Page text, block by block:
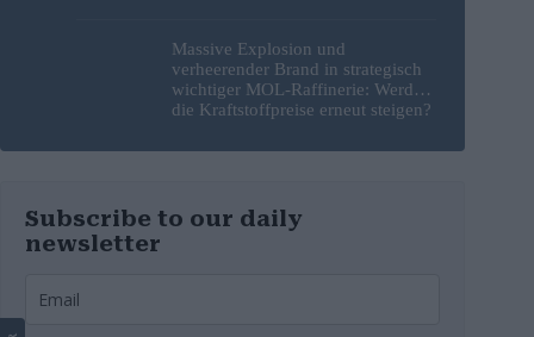
Massive Explosion und
verheerender Brand in strategisch
wichtiger MOL-Raffinerie: Werden
die Kraftstoffpreise erneut steigen?
Subscribe to our daily
newsletter